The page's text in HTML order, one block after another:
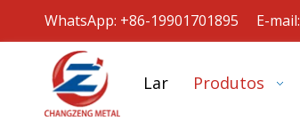
WhatsApp: +86-19901701895 E-mail:
Lar Produtos